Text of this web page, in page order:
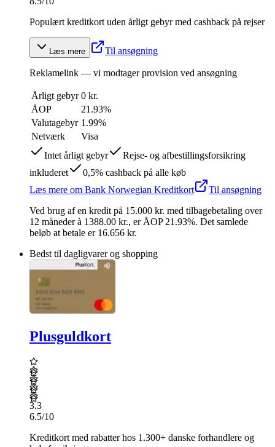
Populært kreditkort uden årligt gebyr med cashback på rejser
Læs mere Til ansøgning
Reklamelink — vi modtager provision ved ansøgning
Årligt gebyr 0 kr.
ÅOP
21.93%
Valutagebyr 1.99%
Netværk
Visa
Intet årligt gebyr
Rejse- og afbestillingsforsikring
inkluderet
0,5% cashback på alle køb
Læs mere om Bank Norwegian Kreditkort
Til ansøgning
Ved brug af en kredit på 15.000 kr. med tilbagebetaling over
12 månederà 1388.00 kr., er ÅOP 21.93%. Det samlede
beløb at betale er 16.656 kr.
Bedst til dagligvarer og shopping
Plusguldkort
3.3
6.5/10
Kreditkort med rabatter hos 1.300+ danske forhandlere og